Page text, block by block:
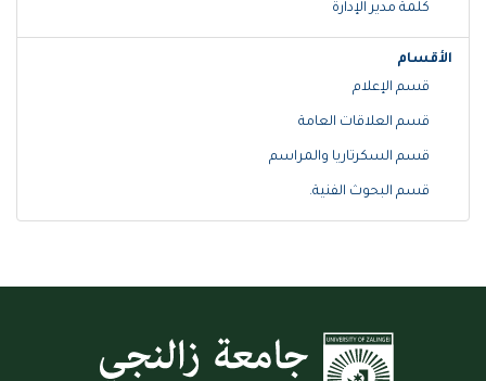
كلمة مدير الإدارة
الأقسام
قسم الإعلام
قسم العلاقات العامة
قسم السكرتاريا والمراسم
قسم البحوث الفنية.